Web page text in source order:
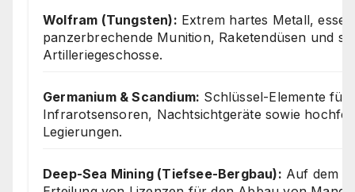
Wolfram (Tungsten): Extrem hartes Metall,
panzerbrechende Munition, Raketendüsen und
Artilleriegeschosse.
Germanium & Scandium: Schlüssel-Elemente für
Infrarotsensoren, Nachtsichtgeräte sowie
Legierungen.
Deep-Sea Mining (Tiefsee-Bergbau): Auf dem